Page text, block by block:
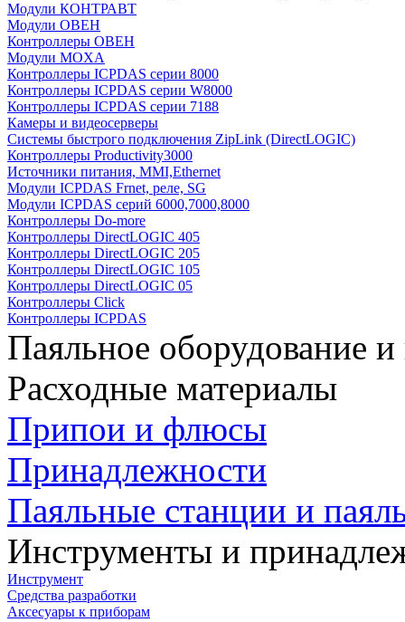
Модули КОНТРАВТ
Модули ОВЕН
Контроллеры ОВЕН
Модули MOXA
Контроллеры ICPDAS серии 8000
Контроллеры ICPDAS серии W8000
Контроллеры ICPDAS серии 7188
Камеры и видеосерверы
Системы быстрого подключения ZipLink (DirectLOGIC)
Контроллеры Productivity3000
Источники питания, MMI,Ethernet
Модули ICPDAS Frnet, реле, SG
Модули ICPDAS серий 6000,7000,8000
Контроллеры Do-more
Контроллеры DirectLOGIC 405
Контроллеры DirectLOGIC 205
Контроллеры DirectLOGIC 105
Контроллеры DirectLOGIC 05
Контроллеры Click
Контроллеры ICPDAS
Паяльное оборудование
Расходные материалы
Припои и флюсы
Принадлежности
Паяльные станции и
Инструменты и
Инструмент
Средства разработки
Аксесуары к приборам